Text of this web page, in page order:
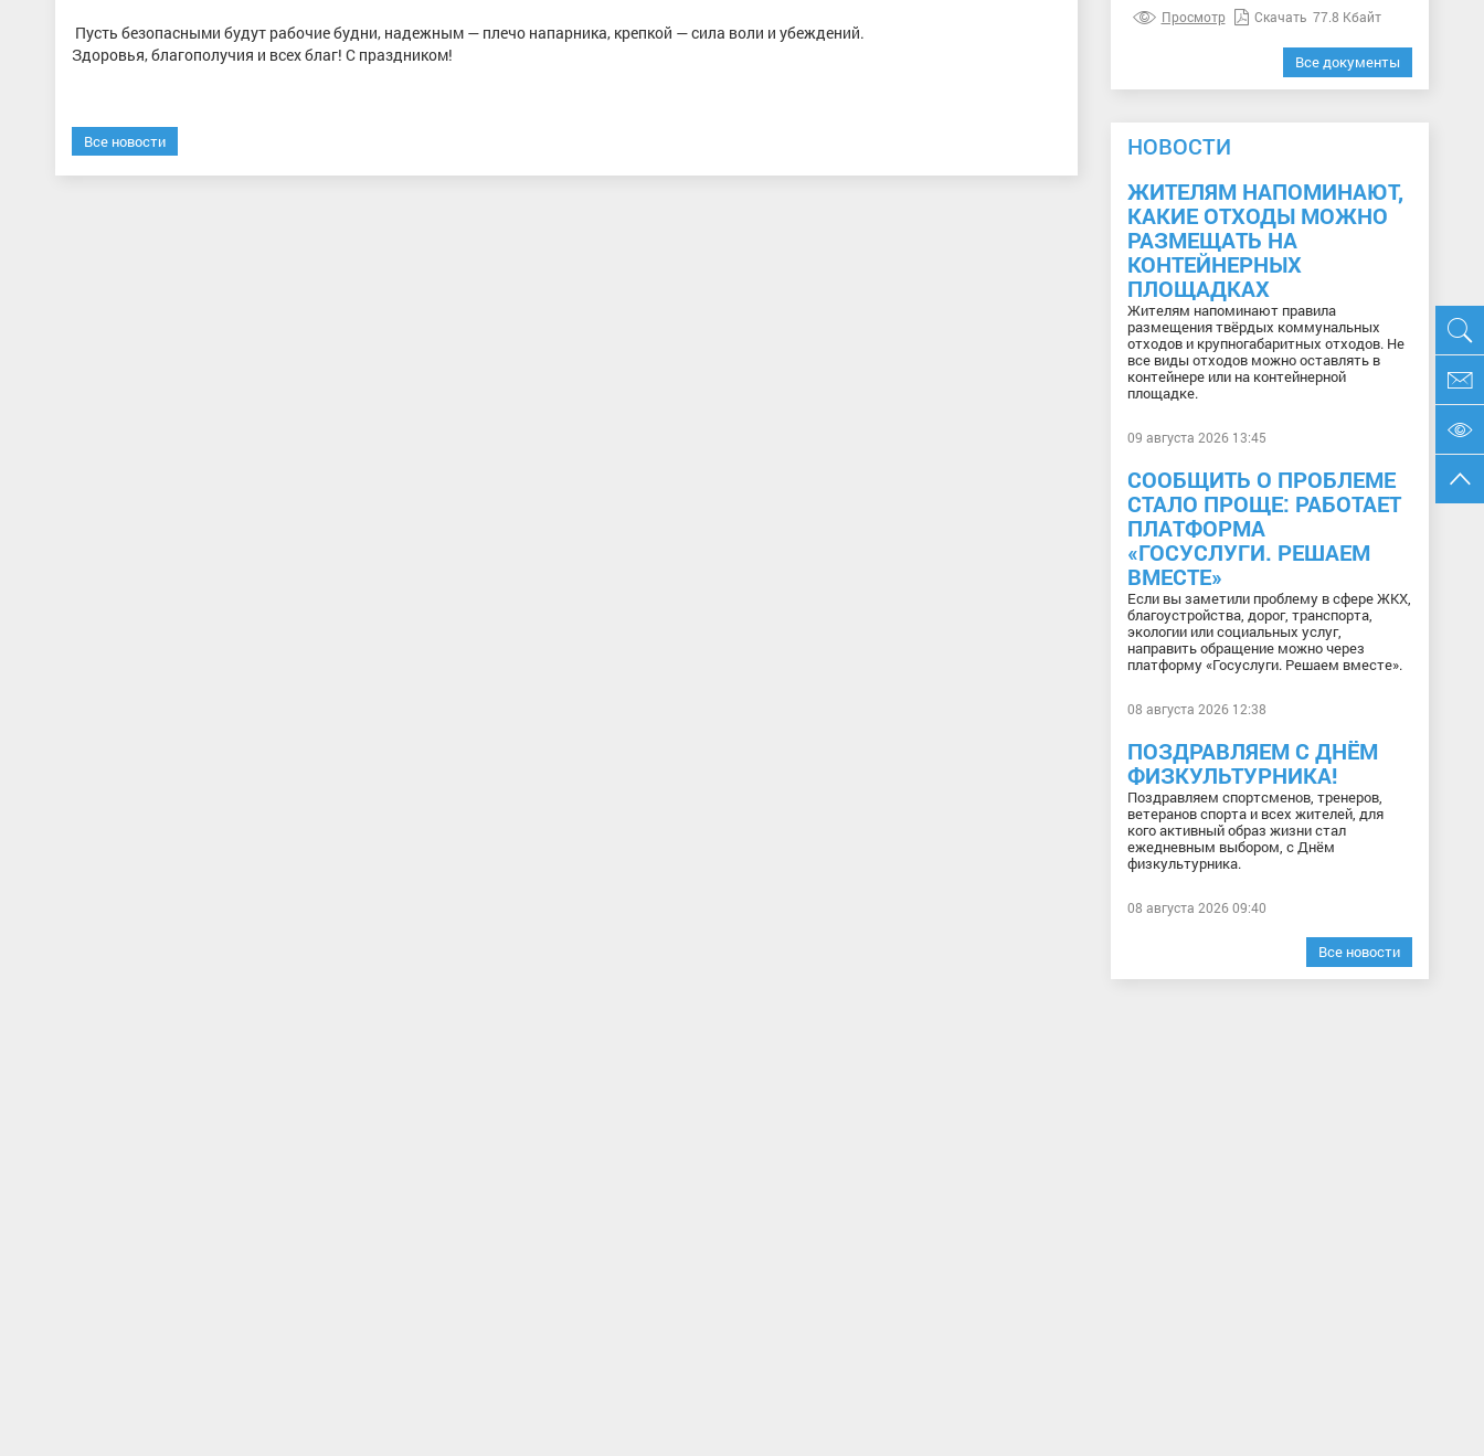
Пусть безопасными будут рабочие будни, надежным — плечо напарника, крепкой — сила воли и убеждений.
Здоровья, благополучия и всех благ! С праздником!
Все новости
Просмотр Скачать 77.8 Кбайт
Все документы
НОВОСТИ
ЖИТЕЛЯМ НАПОМИНАЮТ,
КАКИЕ ОТХОДЫ МОЖНО
РАЗМЕЩАТЬ НА
КОНТЕЙНЕРНЫХ
ПЛОЩАДКАХ
Жителям напоминают правила
размещения твёрдых коммунальных
отходов и крупногабаритных отходов. Не
все виды отходов можно оставлять в
контейнере или на контейнерной
площадке.
09 августа 2026 13:45
СООБЩИТЬ О ПРОБЛЕМЕ
СТАЛО ПРОЩЕ: РАБОТАЕТ
ПЛАТФОРМА
«ГОСУСЛУГИ. РЕШАЕМ
ВМЕСТЕ»
Если вы заметили проблему в сфере ЖКХ,
благоустройства, дорог, транспорта,
экологии или социальных услуг,
направить обращение можно через
платформу «Госуслуги. Решаем вместе».
08 августа 2026 12:38
ПОЗДРАВЛЯЕМ С ДНЁМ
ФИЗКУЛЬТУРНИКА!
Поздравляем спортсменов, тренеров,
ветеранов спорта и всех жителей, для
кого активный образ жизни стал
ежедневным выбором, с Днём
физкультурника.
08 августа 2026 09:40
Все новости